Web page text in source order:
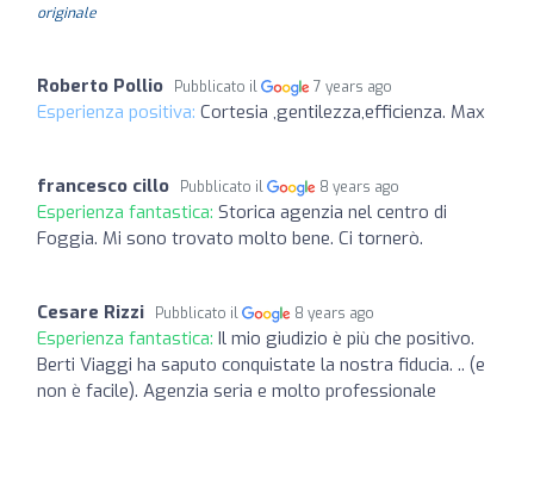
originale
Roberto Pollio Pubblicato il 7 years ago
Esperienza positiva: Cortesia ,gentilezza,efficienza. Max
francesco cillo Pubblicato il 8 years ago
Esperienza fantastica: Storica agenzia nel centro di
Foggia. Mi sono trovato molto bene. Ci tornerò.
Cesare Rizzi Pubblicato il 8 years ago
Esperienza fantastica: Il mio giudizio è più che positivo.
Berti Viaggi ha saputo conquistate la nostra fiducia. .. (e
non è facile). Agenzia seria e molto professionale